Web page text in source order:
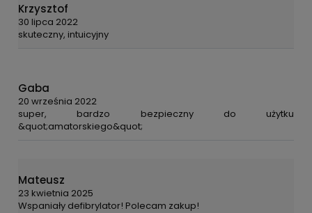
Krzysztof
30 lipca 2022
skuteczny, intuicyjny
Gaba
20 września 2022
super, bardzo bezpieczny do użytku
&quot;amatorskiego&quot;
Mateusz
23 kwietnia 2025
Wspaniały defibrylator! Polecam zakup!